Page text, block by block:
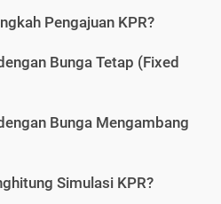
Pengajuan KPR?
Bunga Tetap (Fixed
Bunga Mengambang
Simulasi KPR?